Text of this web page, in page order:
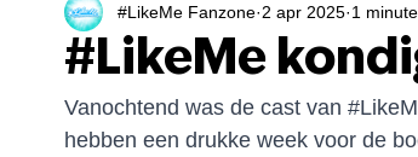
Merchandise Seizoen 7
#LikeMe
#LikeMe Fanzone 2 apr 2025 1
Vanochtend was de cast van
hebben een drukke week voor de